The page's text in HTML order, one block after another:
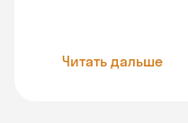
Читать дальше